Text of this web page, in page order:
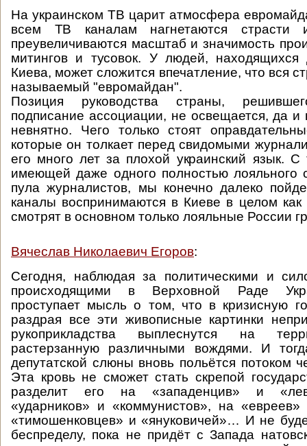
На украинском ТВ царит атмосфера
всем ТВ каналам нагнетаются
преувеличиваются масштаб и значимость
митингов и тусовок. У людей, находящихся
Киева, может сложится впечатление, что вся
называемый "евромайдан".
Позиция руководства страны,
подписание ассоциации, не освещается, да и
невнятно. Чего только стоят
которые он толкает перед свидомыми
его много лет за плохой украинский язык. С
имеющей даже одного полностью лояльного
пула журналистов, мы конечно далеко
каналы воспринимаются в Киеве в целом
смотрят в основном только лояльные России
Вячеслав Николаевич Егоров:
Сегодня, наблюдая за политическими и
происходящими в Верховной Раде
проступает мысль о том, что в кризисную
раздрая все эти живописные картинки
рукоприкладства выплеснутся на
растерзанную различными вождями. И
депутатской слюны вновь польётся потоком
Эта кровь не сможет стать скрепой
разделит его на «западенцив» и
«ударников» и «коммунистов», на
«тимошенковцев» и «януковичей»… И не
беспределу, пока не придёт с Запада